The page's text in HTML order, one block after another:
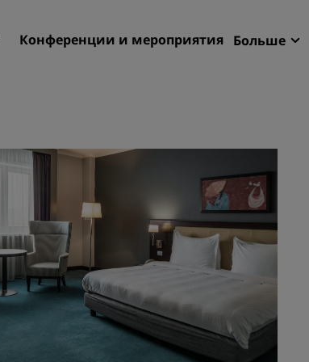
Конференции и мероприятия Больше
Апартаменты с
Отели при аэропорте
Новые и будущие отели
Конференции и
Откройте для себя Radisson
Meetings